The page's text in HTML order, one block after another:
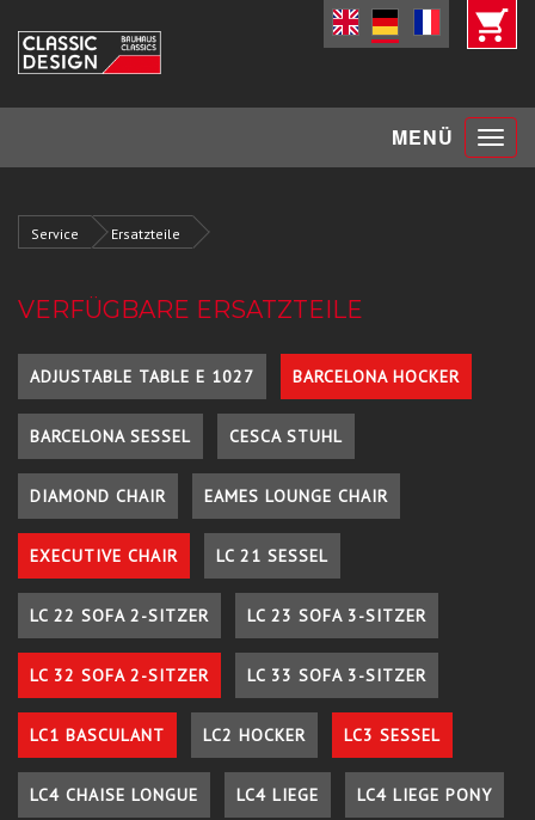
MENÜ Toggle
Service Ersatzteile
VERFÜGBARE ERSATZTEILE
ADJUSTABLE TABLE E 1027 BARCELONA HOCKER
BARCELONA SESSEL CESCA STUHL
DIAMOND CHAIR EAMES LOUNGE CHAIR
EXECUTIVE CHAIR LC 21 SESSEL
LC 22 SOFA 2-SITZER LC 23 SOFA 3-SITZER
LC 32 SOFA 2-SITZER LC 33 SOFA 3-SITZER
LC1 BASCULANT LC2 HOCKER LC3 SESSEL
LC4 CHAISE LONGUE LC4 LIEGE LC4 LIEGE PONY